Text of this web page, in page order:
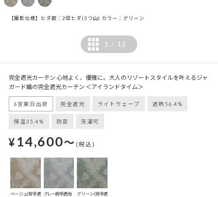
【撮影仕様】ヒダ数：2倍ヒダ(3つ山) カラー：グリーン
1 / 13
完全遮光カーテン 心地よく、優雅に。大人のリゾートスタイルを叶えるジャ
ガード織の完全遮光カーテン ＜アイランドタイム＞
6営業日出荷 完全遮光 ライトウェーブ 遮熱56.4%
保温35.4% 防音 洗濯可
¥14,600～ (税込)
ベージュ(完全遮 グレー(完全遮光)
グリーン(完全遮